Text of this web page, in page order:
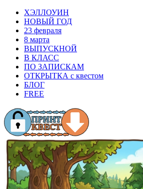
ХЭЛЛОУИН
НОВЫЙ ГОД
23 февраля
8 марта
ВЫПУСКНОЙ
В КЛАСС
ПО ЗАПИСКАМ
ОТКРЫТКА с квестом
БЛОГ
FREE